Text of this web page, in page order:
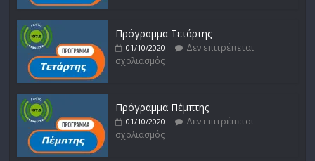
Πρόγραμμα Τετάρτης
01/10/2020
Δεν επιτρέπεται
σχολιασμός
Πρόγραμμα Πέμπτης
01/10/2020
Δεν επιτρέπεται
σχολιασμός